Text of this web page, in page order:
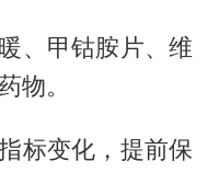
、甲钴胺片、维
物。
标变化，提前保